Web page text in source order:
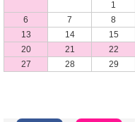
1
6
7 8
13
14 15
20
21 22
27
28 29